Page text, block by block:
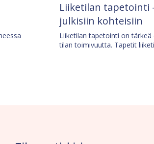
Liiketilan tapetointi
julkisiin kohteisiin
Liiketilan tapetointi on
tilan toimivuutta. Tapetit